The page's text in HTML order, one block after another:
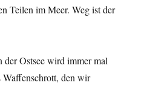
Teilen im Meer. Weg ist der
Ostsee wird immer mal
den wir